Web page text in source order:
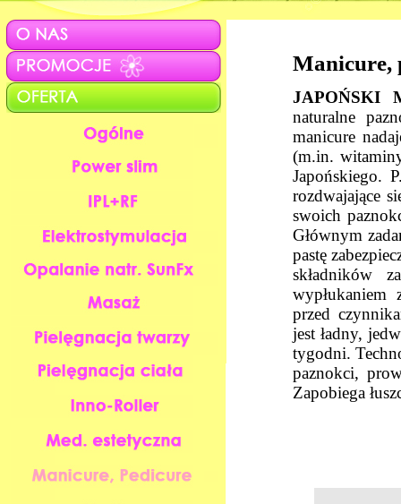
Manicure,
JAPOŃSKI
naturalne
manicure
(m.in.
Japońskiego.
rozdwajające
swoich
Głównym
pastę
składników
wypłukaniem
przed
jest ładny,
tygodni.
paznokci,
Zapobiega